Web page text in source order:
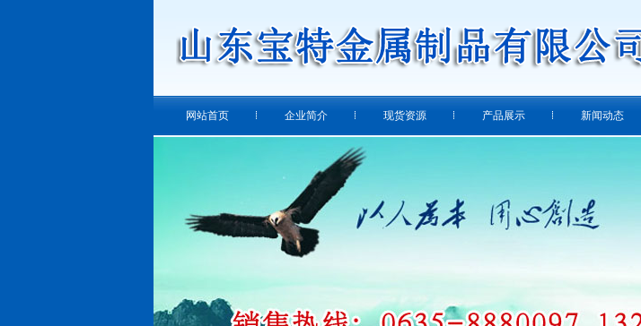
网站首页 企业简介 现货资源 产品展示 新闻动态